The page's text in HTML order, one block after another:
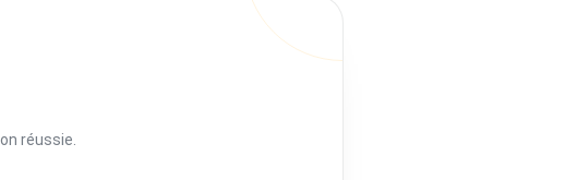
réussie.